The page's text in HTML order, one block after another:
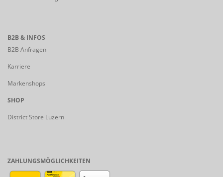
B2B & INFOS
B2B Anfragen
Karriere
Markenshops
SHOP
District Store Luzern
ZAHLUNGSMÖGLICHKEITEN